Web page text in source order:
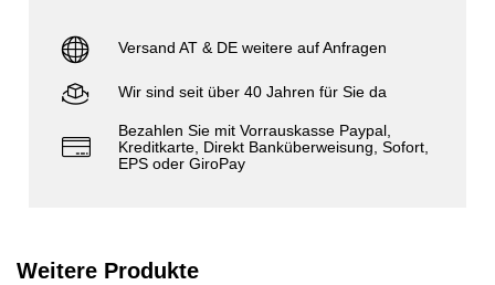
Versand AT & DE weitere auf Anfragen
Wir sind seit über 40 Jahren für Sie da
Bezahlen Sie mit Vorrauskasse Paypal,
Kreditkarte, Direkt Banküberweisung, Sofort,
EPS oder GiroPay
Weitere Produkte